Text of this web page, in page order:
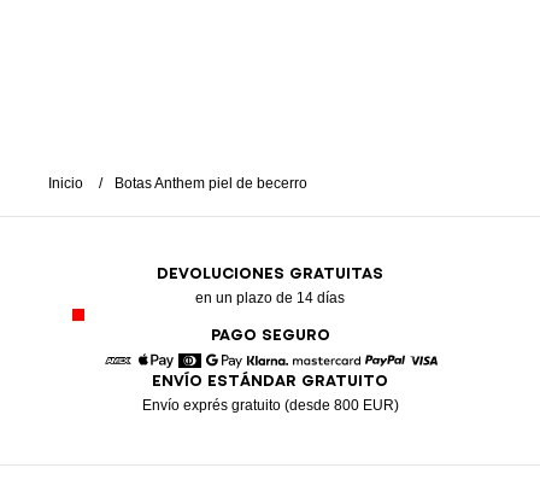
Inicio Botas Anthem piel de becerro
DEVOLUCIONES GRATUITAS
en un plazo de 14 días
PAGO SEGURO
American Express
Apple Pay
DinersGoogle Pay
Klarna MastercardPaypal
ENVÍO ESTÁNDAR GRATUITO
Envío exprés gratuito (desde 800 EUR)